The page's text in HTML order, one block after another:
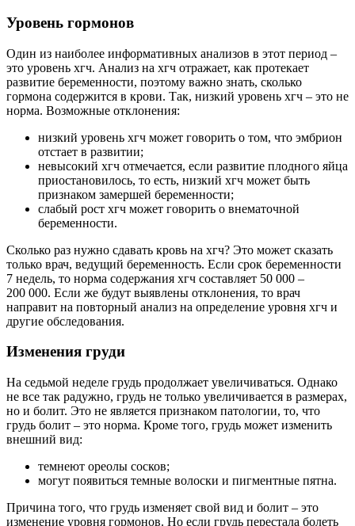
Уровень гормонов
Один из наиболее информативных анализов в этот период –
это уровень хгч. Анализ на хгч отражает, как протекает
развитие беременности, поэтому важно знать, сколько
гормона содержится в крови. Так, низкий уровень хгч – это не
норма. Возможные отклонения:
низкий уровень хгч может говорить о том, что эмбрион
отстает в развитии;
невысокий хгч отмечается, если развитие плодного яйца
приостановилось, то есть, низкий хгч может быть
признаком замершей беременности;
слабый рост хгч может говорить о внематочной
беременности.
Сколько раз нужно сдавать кровь на хгч? Это может сказать
только врач, ведущий беременность. Если срок беременности
7 недель, то норма содержания хгч составляет 50 000 –
200 000. Если же будут выявлены отклонения, то врач
направит на повторный анализ на определение уровня хгч и
другие обследования.
Изменения груди
На седьмой неделе грудь продолжает увеличиваться. Однако
не все так радужно, грудь не только увеличивается в размерах,
но и болит. Это не является признаком патологии, то, что
грудь болит – это норма. Кроме того, грудь может изменить
внешний вид:
темнеют ореолы сосков;
могут появиться темные волоски и пигментные пятна.
Причина того, что грудь изменяет свой вид и болит – это
изменение уровня гормонов. Но если грудь перестала болеть